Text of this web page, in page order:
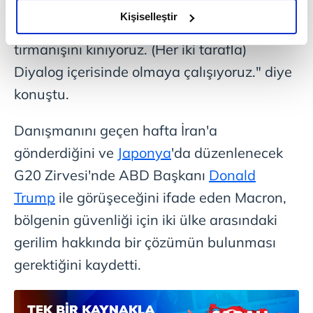
olduğunu ve sizlere en iyi içerikleri sunabilmek adına
elimizden gelen çabayı gösterdiğimizi ve bu noktada,
reklamların maliyetlerimizi karşılamak noktasında tek gelir
kalemimiz olduğunu sizlere hatırlatmak isteriz.
Her halükârda, kullanıcılar, bu çerezlere izin vermedikleri
gösterilmeyecektir."
Sitemizde kendimize ve üçüncü kişilere ait çerezler
kullanılmaktadır. Bu çerezler vasıtasıyla çeşitli kişisel
verileriniz işlenmekte olup gerekli olan çerezler bilgi
kullanılmaktadır. Diğer çerezler, sitemizin daha işlevsel
kılınması ve kişiselleştirilmesi ve sizlere yönelik
sınırlı olarak açık rızanız dahilinde kullanılacaktır.
Kişiselleştir
Macron, "Bu gerginlik son haftalarda
yükseldi. Her türlü saldırıyı veya gerginliğin
tırmanışını kınıyoruz. (Her iki tarafla)
Diyalog içerisinde olmaya çalışıyoruz." diye
konuştu.
Danışmanını geçen hafta İran'a
gönderdiğini ve Japonya'da düzenlenecek
G20 Zirvesi'nde ABD Başkanı Donald
Trump ile görüşeceğini ifade eden Macron,
bölgenin güvenliği için iki ülke arasındaki
gerilim hakkında bir çözümün bulunması
gerektiğini kaydetti.